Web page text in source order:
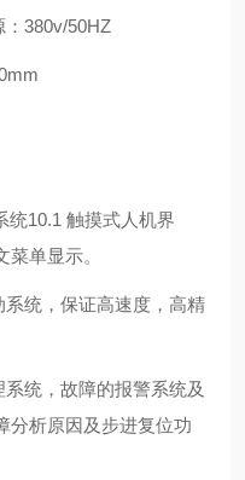
380v/50HZ
统10.1 触摸式人机界
单显示。
统，保证高速度，高精
统，故障的报警系统及
析原因及步进复位功